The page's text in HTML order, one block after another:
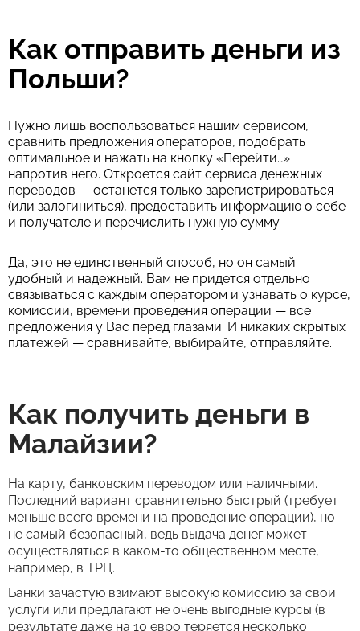
Как отправить деньги из
Польши?
Нужно лишь воспользоваться нашим сервисом,
сравнить предложения операторов, подобрать
оптимальное и нажать на кнопку «Перейти…»
напротив него. Откроется сайт сервиса денежных
переводов — останется только зарегистрироваться
(или залогиниться), предоставить информацию о себе
и получателе и перечислить нужную сумму.
Да, это не единственный способ, но он самый
удобный и надежный. Вам не придется отдельно
связываться с каждым оператором и узнавать о курсе,
комиссии, времени проведения операции — все
предложения у Вас перед глазами. И никаких скрытых
платежей — сравнивайте, выбирайте, отправляйте.
Как получить деньги в
Малайзии?
На карту, банковским переводом или наличными.
Последний вариант сравнительно быстрый (требует
меньше всего времени на проведение операции), но
не самый безопасный, ведь выдача денег может
осуществляться в каком-то общественном месте,
например, в ТРЦ.
Банки зачастую взимают высокую комиссию за свои
услуги или предлагают не очень выгодные курсы (в
результате даже на 10 евро теряется несколько